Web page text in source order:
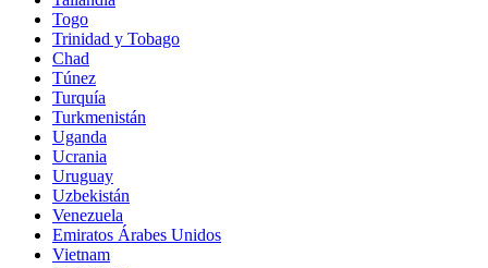
Togo
Trinidad y Tobago
Chad
Túnez
Turquía
Turkmenistán
Uganda
Ucrania
Uruguay
Uzbekistán
Venezuela
Emiratos Árabes Unidos
Vietnam